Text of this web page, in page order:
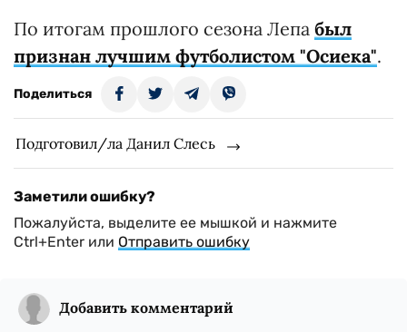
По итогам прошлого сезона Лепа был
признан лучшим футболистом "Осиека".
Поделиться
Подготовил/ла Данил Слесь
Заметили ошибку?
Пожалуйста, выделите ее мышкой и нажмите
Ctrl+Enter или Отправить ошибку
Добавить комментарий